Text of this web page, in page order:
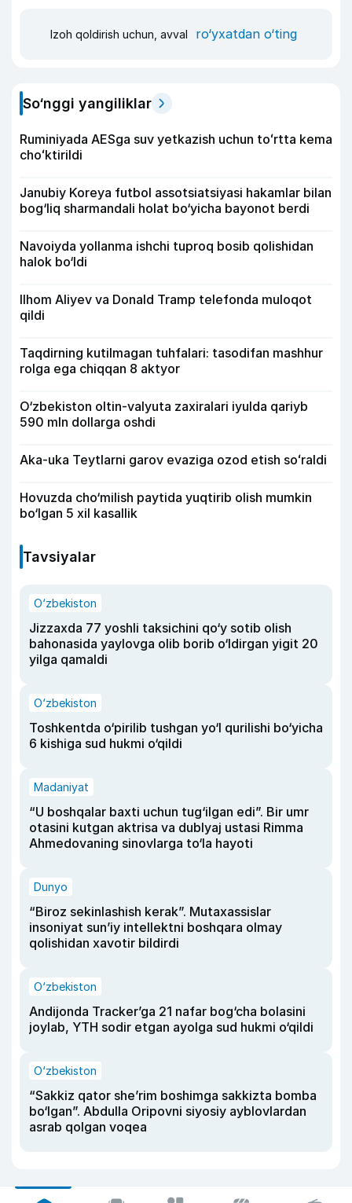
Izoh qoldirish uchun, avval ro‘yxatdan o‘ting
So‘nggi yangiliklar
Ruminiyada AESga suv yetkazish uchun toʻrtta kema
choʻktirildi
Janubiy Koreya futbol assotsiatsiyasi hakamlar bilan
bog‘liq sharmandali holat bo‘yicha bayonot berdi
Navoiyda yollanma ishchi tuproq bosib qolishidan
halok bo‘ldi
Ilhom Aliyev va Donald Tramp telefonda muloqot
qildi
Taqdirning kutilmagan tuhfalari: tasodifan mashhur
rolga ega chiqqan 8 aktyor
O‘zbekiston oltin-valyuta zaxiralari iyulda qariyb
590 mln dollarga oshdi
Aka-uka Teytlarni garov evaziga ozod etish soʻraldi
Hovuzda cho‘milish paytida yuqtirib olish mumkin
bo‘lgan 5 xil kasallik
Tavsiyalar
O‘zbekiston
Jizzaxda 77 yoshli taksichini qo‘y sotib olish
bahonasida yaylovga olib borib o‘ldirgan yigit 20
yilga qamaldi
O‘zbekiston
Toshkentda o‘pirilib tushgan yo‘l qurilishi bo‘yicha
6 kishiga sud hukmi o‘qildi
Madaniyat
“U boshqalar baxti uchun tug‘ilgan edi”. Bir umr
otasini kutgan aktrisa va dublyaj ustasi Rimma
Ahmedovaning sinovlarga to‘la hayoti
Dunyo
“Biroz sekinlashish kerak”. Mutaxassislar
insoniyat sun’iy intellektni boshqara olmay
qolishidan xavotir bildirdi
O‘zbekiston
Andijonda Tracker’ga 21 nafar bog‘cha bolasini
joylab, YTH sodir etgan ayolga sud hukmi o‘qildi
O‘zbekiston
“Sakkiz qator she’rim boshimga sakkizta bomba
bo‘lgan”. Abdulla Oripovni siyosiy ayblovlardan
asrab qolgan voqea